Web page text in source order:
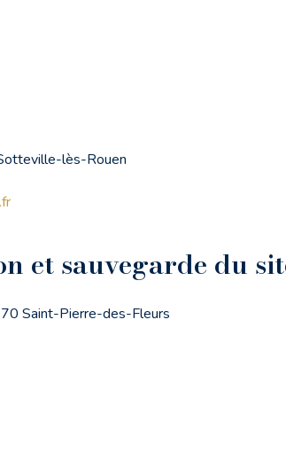
lès-Rouen
et sauvegarde du
Saint-Pierre-des-Fleurs